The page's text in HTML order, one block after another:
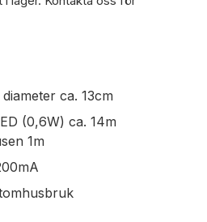
ca. 13cm
(0,6W) ca. 14m
1m